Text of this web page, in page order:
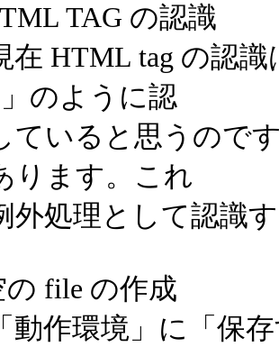
TAG の認識
HTML tag の認識
のように認
ていると思うので
ります。これ
外処理として認識
の file の作成
作環境」に「保